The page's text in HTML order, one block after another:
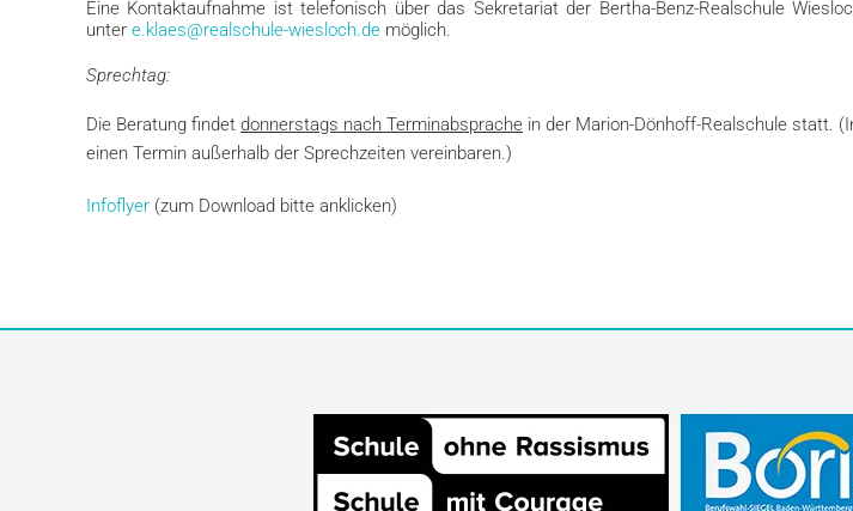
Eine Kontaktaufnahme ist telefonisch über das Sekretariat der Bertha-Benz-Realschule
unter e.klaes@realschule-wiesloch.de möglich.
Sprechtag:
Die Beratung findet donnerstags nach Terminabsprache in der Marion-Dönhoff-Realschule statt. (
einen Termin außerhalb der Sprechzeiten vereinbaren.)
Infoflyer (zum Download bitte anklicken)